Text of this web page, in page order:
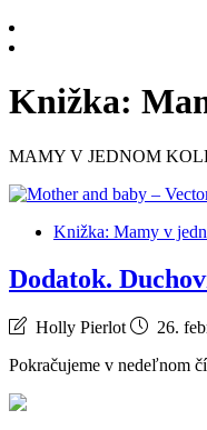
Knižka:
MAMY V JEDNOM
Knižka: Mamy v
Dodatok.
Holly Pierlot 26.
Pokračujeme v nedeľnom